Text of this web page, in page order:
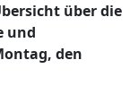
über die
und
den